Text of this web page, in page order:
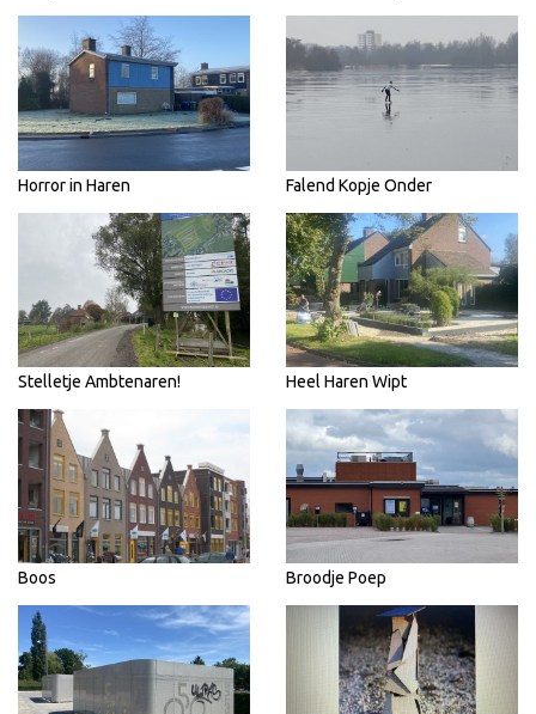
Horror in Haren Falend Kopje Onder
Stelletje Ambtenaren! Heel Haren Wipt
Boos Broodje Poep